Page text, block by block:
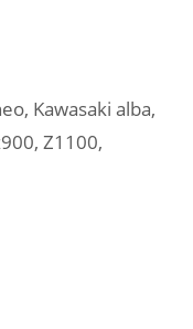
, Kawasaki alba,
, Z1100,